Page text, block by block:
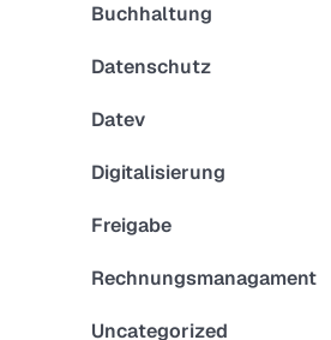
Buchhaltung
Datenschutz
Datev
Digitalisierung
Freigabe
Rechnungsmanagament
Uncategorized